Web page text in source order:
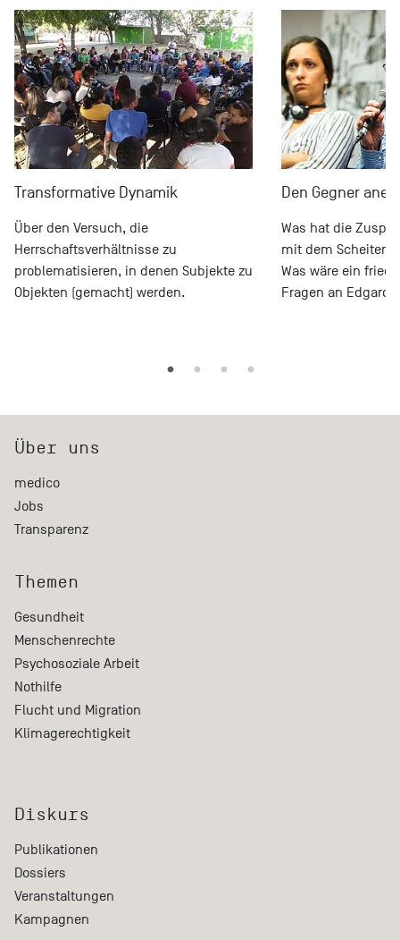
Transformative Dynamik
Über den Versuch, die
Herrschaftsverhältnisse zu
problematisieren, in denen Subjekte zu
Objekten (gemacht) werden.
Den Gegner
Was hat die
mit dem Scheitern
Was wäre ein
Fragen an
Über uns
medico
Jobs
Transparenz
Themen
Gesundheit
Menschenrechte
Psychosoziale Arbeit
Nothilfe
Flucht und Migration
Klimagerechtigkeit
Diskurs
Publikationen
Dossiers
Veranstaltungen
Kampagnen